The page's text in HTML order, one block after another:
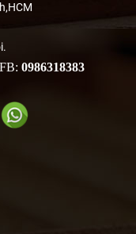
0986318383